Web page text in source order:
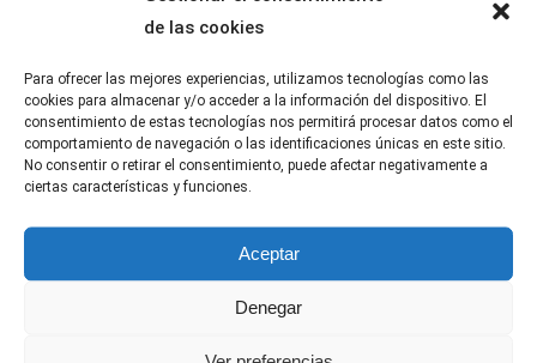
de las cookies
Para ofrecer las mejores experiencias, utilizamos tecnologías como las
cookies para almacenar y/o acceder a la información del dispositivo. El
consentimiento de estas tecnologías nos permitirá procesar datos como el
comportamiento de navegación o las identificaciones únicas en este sitio.
No consentir o retirar el consentimiento, puede afectar negativamente a
ciertas características y funciones.
Aceptar
Denegar
LACAJADMÚSICA
tenemos un referente clásico de la mano de Jose Mota,